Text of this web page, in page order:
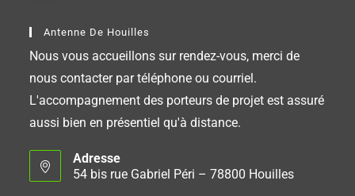
Antenne De Houilles
Nous vous accueillons sur rendez-vous, merci de
nous contacter par téléphone ou courriel.
L'accompagnement des porteurs de projet est assuré
aussi bien en présentiel qu'à distance.
Adresse
54 bis rue Gabriel Péri – 78800 Houilles